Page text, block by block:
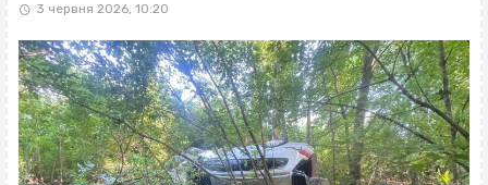
3 червня 2026, 10:20